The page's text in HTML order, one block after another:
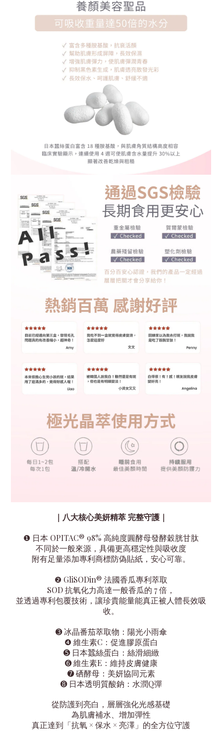
｜八大核心美妍精萃 完整守護 ｜
❶ 日本 OPITAC® 98% 高純度圓酵母發酵穀胱甘肽
不同於一般來源，具備更高穩定性與吸收度
附有足量添加專利商標防偽貼紙，安心可靠。
❷ GliSODin® 法國香瓜專利萃取
SOD 抗氧化力高達一般香瓜的 7 倍，
並透過專利包覆技術，讓珍貴能量能真正被人體長效吸
收。
➌冰晶番茄萃取物 ： 陽光小雨傘
❹維生素C ： 促進膠原蛋白
➎ 日本蠶絲蛋白： 絲滑細緻
➏維生素E： 維持皮膚健康
➐硒酵母： 美妍協同元素
➑ 日本透明質酸鈉： 水潤Q彈
從防護到亮白，層層強化光感基礎
為肌膚補水、增加彈性
真正達到「抗氧 × 保水 × 亮澤」的全方位守護